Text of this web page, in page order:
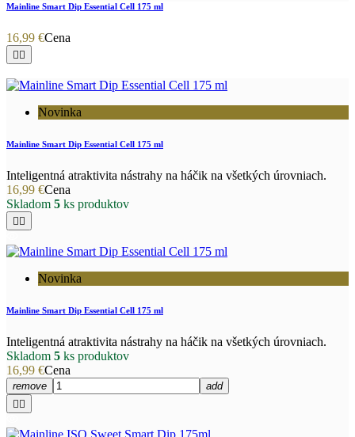
Mainline Smart Dip Essential Cell 175 ml
16,99 €Cena
 
Novinka
Mainline Smart Dip Essential Cell 175 ml
Inteligentná atraktivita nástrahy na háčik na všetkých úrovniach.
16,99 €Cena
Skladom 5 ks produktov
 
Novinka
Mainline Smart Dip Essential Cell 175 ml
Inteligentná atraktivita nástrahy na háčik na všetkých úrovniach.
Skladom 5 ks produktov
16,99 €Cena
remove
add
 